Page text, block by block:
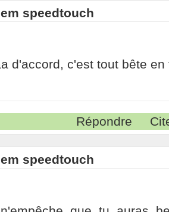
speedtouch
d'accord, c'est tout bête en
Répondre
speedtouch